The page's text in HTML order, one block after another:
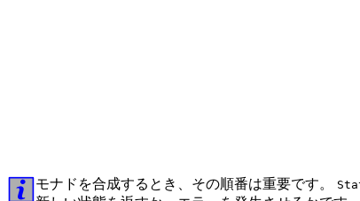
モナドを合成するとき、その順番は重要です。